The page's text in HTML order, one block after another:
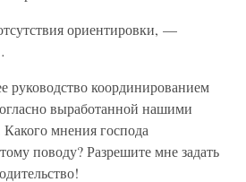
ориентировки, —
руководство координированием
выработанной нашими
мнения господа
поводу? Разрешите мне задать